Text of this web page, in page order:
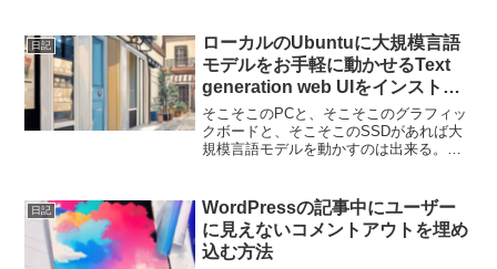
日記
ローカルのUbuntuに大規模言語
モデルをお手軽に動かせるText
generation web UIをインストー
ルして遊んでみた
そこそこのPCと、そこそこのグラフィッ
クボードと、そこそこのSSDがあれば大
規模言語モデルを動かすのは出来る。
でエラーが出て断念することも多い。そ
こで、コマンド一発で大...
日記
WordPressの記事中にユーザー
に見えないコメントアウトを埋め
込む方法